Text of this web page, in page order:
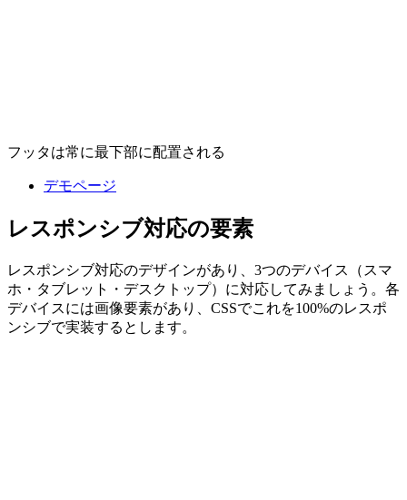
フッタは常に最下部に配置される
デモページ
レスポンシブ対応の要素
レスポンシブ対応のデザインがあり、3つのデバイス（スマ
ホ・タブレット・デスクトップ）に対応してみましょう。各
デバイスには画像要素があり、CSSでこれを100%のレスポ
ンシブで実装するとします。